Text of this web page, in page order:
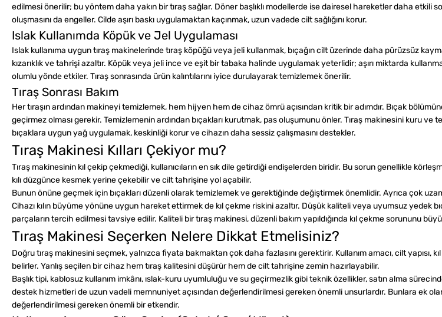
edilmesi önerilir; bu yöntem daha yakın bir tıraş sağlar. Döner başlıklı modellerde ise dairesel hareketler daha
oluşmasını da engeller. Cilde aşırı baskı uygulamaktan kaçınmak, uzun vadede cilt sağlığını korur.
Islak Kullanımda Köpük ve Jel Uygulaması
Islak kullanıma uygun tıraş makinelerinde tıraş köpüğü veya jeli kullanmak, bıçağın cilt üzerinde daha pürüzsüz
kızarıklık ve tahrişi azaltır. Köpük veya jeli ince ve eşit bir tabaka halinde uygulamak yeterlidir; aşırı miktarda
olumlu yönde etkiler. Tıraş sonrasında ürün kalıntılarını iyice durulayarak temizlemek önerilir.
Tıraş Sonrası Bakım
Her tıraşın ardından makineyi temizlemek, hem hijyen hem de cihaz ömrü açısından kritik bir adımdır. Bıçak
geçirmez olması gerekir. Temizlemenin ardından bıçakları kurutmak, pas oluşumunu önler. Tıraş makinesini kuru
bıçaklara uygun yağ uygulamak, keskinliği korur ve cihazın daha sessiz çalışmasını destekler.
Tıraş Makinesi Kılları Çekiyor mu?
Tıraş makinesinin kıl çekip çekmediği, kullanıcıların en sık dile getirdiği endişelerden biridir. Bu sorun genellikle
kılı düzgünce kesmek yerine çekebilir ve cilt tahrişine yol açabilir.
Bunun önüne geçmek için bıçakları düzenli olarak temizlemek ve gerektiğinde değiştirmek önemlidir. Ayrıca çok
Cihazı kılın büyüme yönüne uygun hareket ettirmek de kıl çekme riskini azaltır. Düşük kaliteli veya uyumsuz yedek
parçaların tercih edilmesi tavsiye edilir. Kaliteli bir tıraş makinesi, düzenli bakım yapıldığında kıl çekme sorununu
Tıraş Makinesi Seçerken Nelere Dikkat Etmelisiniz?
Doğru tıraş makinesini seçmek, yalnızca fiyata bakmaktan çok daha fazlasını gerektirir. Kullanım amacı, cilt
belirler. Yanlış seçilen bir cihaz hem tıraş kalitesini düşürür hem de cilt tahrişine zemin hazırlayabilir.
Başlık tipi, kablosuz kullanım imkânı, ıslak-kuru uyumluluğu ve su geçirmezlik gibi teknik özellikler, satın alma
destek hizmetleri de uzun vadeli memnuniyet açısından değerlendirilmesi gereken önemli unsurlardır. Bunlara ek
değerlendirilmesi gereken önemli bir etkendir.